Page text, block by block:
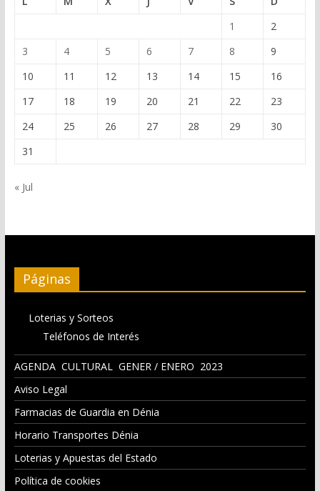
1
2
3
4 5 6 7 8
9
10
11 12 13 14 15
16
17
18 19 20 21 22
23
24
25 26 27 28 29
30
31
« Jul
Páginas
Loterias y Sorteos
Teléfonos de Interés
AGENDA CULTURAL GENER / ENERO 2023
Aviso Legal
Farmacias de Guardia en Dénia
Horario Transportes Dénia
Loterias y Apuestas del Estado
Política de cookies